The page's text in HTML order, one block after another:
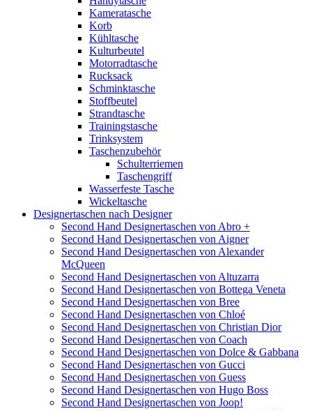
Kameratasche
Korb
Kühltasche
Kulturbeutel
Motorradtasche
Rucksack
Schminktasche
Stoffbeutel
Strandtasche
Trainingstasche
Trinksystem
Taschenzubehör
Schulterriemen
Taschengriff
Wasserfeste Tasche
Wickeltasche
Designertaschen nach Designer
Second Hand Designertaschen von Abro +
Second Hand Designertaschen von Aigner
Second Hand Designertaschen von Alexander
McQueen
Second Hand Designertaschen von Altuzarra
Second Hand Designertaschen von Bottega Veneta
Second Hand Designertaschen von Bree
Second Hand Designertaschen von Chloé
Second Hand Designertaschen von Christian Dior
Second Hand Designertaschen von Coach
Second Hand Designertaschen von Dolce & Gabbana
Second Hand Designertaschen von Gucci
Second Hand Designertaschen von Guess
Second Hand Designertaschen von Hugo Boss
Second Hand Designertaschen von Joop!